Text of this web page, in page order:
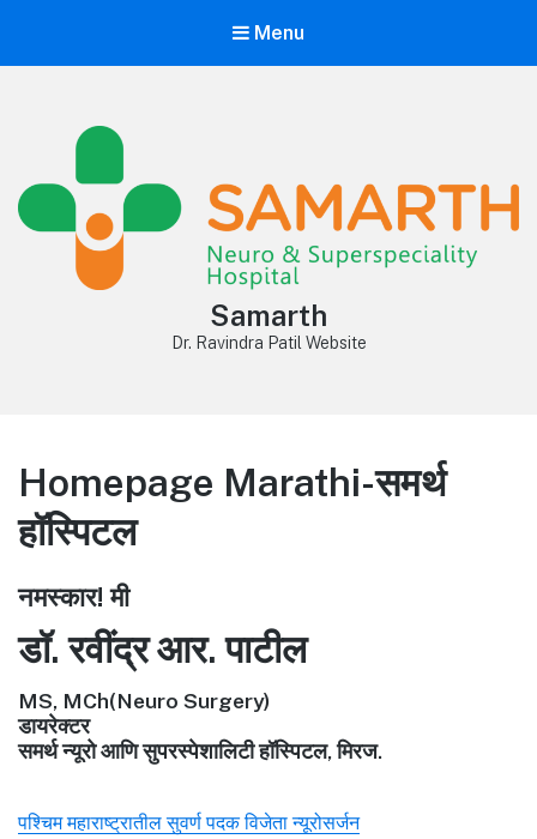
Menu
Samarth
Dr. Ravindra Patil Website
Homepage Marathi-समर्थ
हॉस्पिटल
नमस्कार! मी
डॉ. रवींद्र आर. पाटील
MS, MCh(Neuro Surgery)
डायरेक्टर
समर्थ न्यूरो आणि सुपरस्पेशालिटी हॉस्पिटल, मिरज.
पश्चिम महाराष्ट्रातील सुवर्ण पदक विजेता न्यूरोसर्जन